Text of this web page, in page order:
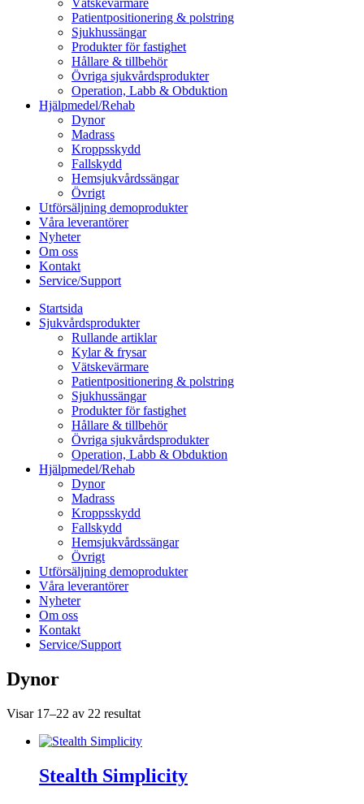
Patientpositionering & polstring
Sjukhussängar
Produkter för fastighet
Hållare & tillbehör
Övriga sjukvårdsprodukter
Operation, Labb & Obduktion
Hjälpmedel/Rehab
Dynor
Madrass
Kroppsskydd
Fallskydd
Hemsjukvårdssängar
Övrigt
Utförsäljning demoprodukter
Våra leverantörer
Nyheter
Om oss
Kontakt
Service/Support
Startsida
Sjukvårdsprodukter
Rullande artiklar
Kylar & frysar
Vätskevärmare
Patientpositionering & polstring
Sjukhussängar
Produkter för fastighet
Hållare & tillbehör
Övriga sjukvårdsprodukter
Operation, Labb & Obduktion
Hjälpmedel/Rehab
Dynor
Madrass
Kroppsskydd
Fallskydd
Hemsjukvårdssängar
Övrigt
Utförsäljning demoprodukter
Våra leverantörer
Nyheter
Om oss
Kontakt
Service/Support
Dynor
Visar 17–22 av 22 resultat
Stealth Simplicity